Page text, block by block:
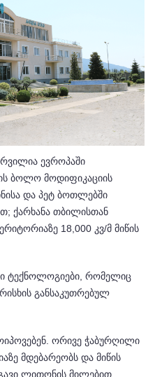
ევროპაში
ბოლო მოდიფიკაციის
და პეტ ბოთლებში
ქარხანა თბილისთან
18,000 კვ/მ მიწის
ტექნოლოგიები, რომელიც
განსაკუთრებულ
ორივე ჭაბურღილი
მდებარეობს და მიწის
ლითონის მილებით